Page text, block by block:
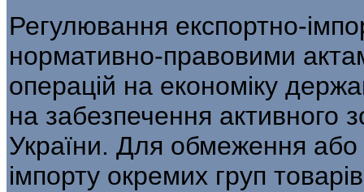
Регулювання експортно-
норма­тивно-правовими
операцій на еко­номіку
на забезпечення активного
України. Для обмеження або
імпорту окремих груп